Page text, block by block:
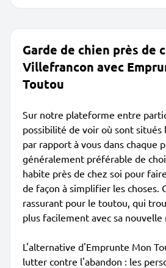
Garde de chien près de
Villefrancon avec
Toutou
Sur notre plateforme entre
possibilité de voir où sont situés
par rapport à vous dans chaque
généralement préférable de
habite près de chez soi pour
de façon à simplifier les choses.
rassurant pour le toutou, qui
plus facilement avec sa nouvelle
L'alternative d'Emprunte Mon
lutter contre l'abandon : les